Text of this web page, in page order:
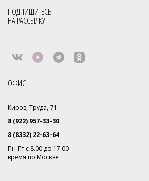
ПОДПИШИТЕСЬ
НА РАССЫЛКУ
ОФИС
Киров, Труда, 71
8 (922) 957-33-30
8 (8332) 22-63-64
Пн-Пт с 8.00 до 17.00
время по Москве